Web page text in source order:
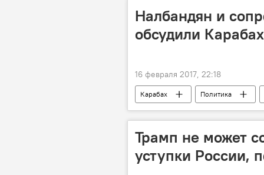
Налбандян и
обсудили Карабах
16 февраля 2017, 22:18
Карабах Политика
сопредседатели
Трамп не может
уступки России,